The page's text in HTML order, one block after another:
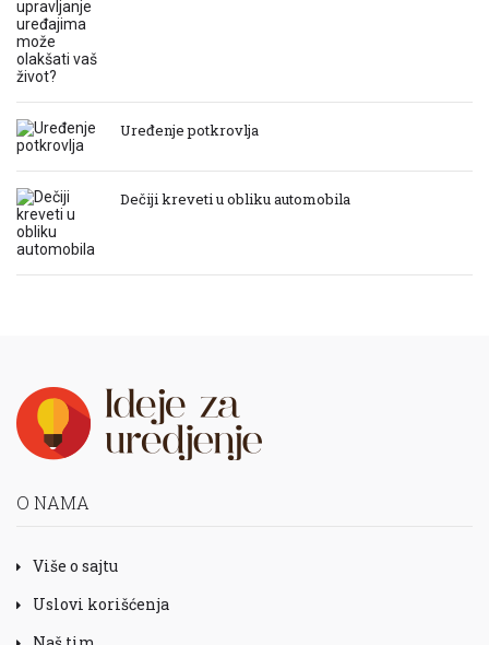
Uređenje potkrovlja
Dečiji kreveti u obliku automobila
O NAMA
Više o sajtu
Uslovi korišćenja